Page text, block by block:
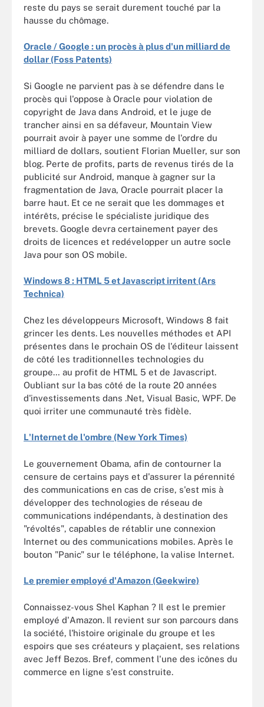
reste du pays se serait durement touché par la
hausse du chômage.
Oracle / Google : un procès à plus d'un milliard de
dollar (Foss Patents)
Si Google ne parvient pas à se défendre dans le
procès qui l'oppose à Oracle pour violation de
copyright de Java dans Android, et le juge de
trancher ainsi en sa défaveur, Mountain View
pourrait avoir à payer une somme de l'ordre du
milliard de dollars, soutient Florian Mueller, sur son
blog. Perte de profits, parts de revenus tirés de la
publicité sur Android, manque à gagner sur la
fragmentation de Java, Oracle pourrait placer la
barre haut. Et ce ne serait que les dommages et
intérêts, précise le spécialiste juridique des
brevets. Google devra certainement payer des
droits de licences et redévelopper un autre socle
Java pour son OS mobile.
Windows 8 : HTML 5 et Javascript irritent (Ars
Technica)
Chez les développeurs Microsoft, Windows 8 fait
grincer les dents. Les nouvelles méthodes et API
présentes dans le prochain OS de l'éditeur laissent
de côté les traditionnelles technologies du
groupe… au profit de HTML 5 et de Javascript.
Oubliant sur la bas côté de la route 20 années
d'investissements dans .Net, Visual Basic, WPF. De
quoi irriter une communauté très fidèle.
L'Internet de l'ombre (New York Times)
Le gouvernement Obama, afin de contourner la
censure de certains pays et d'assurer la pérennité
des communications en cas de crise, s'est mis à
développer des technologies de réseau de
communications indépendants, à destination des
"révoltés", capables de rétablir une connexion
Internet ou des communications mobiles. Après le
bouton "Panic" sur le téléphone, la valise Internet.
Le premier employé d'Amazon (Geekwire)
Connaissez-vous Shel Kaphan ? Il est le premier
employé d'Amazon. Il revient sur son parcours dans
la société, l'histoire originale du groupe et les
espoirs que ses créateurs y plaçaient, ses relations
avec Jeff Bezos. Bref, comment l'une des icônes du
commerce en ligne s'est construite.